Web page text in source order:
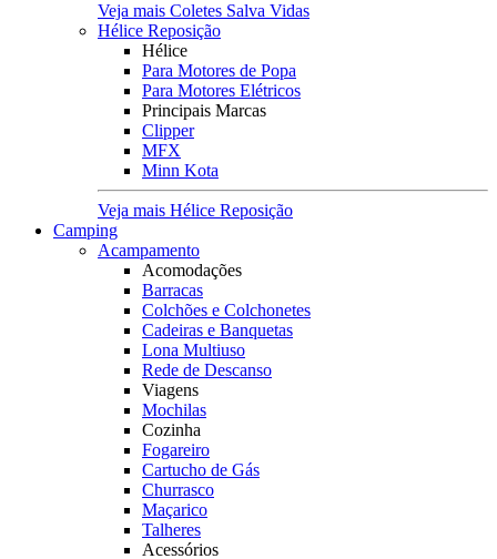
Veja mais Coletes Salva Vidas
Hélice Reposição
Hélice
Para Motores de Popa
Para Motores Elétricos
Principais Marcas
Clipper
MFX
Minn Kota
Veja mais Hélice Reposição
Camping
Acampamento
Acomodações
Barracas
Colchões e Colchonetes
Cadeiras e Banquetas
Lona Multiuso
Rede de Descanso
Viagens
Mochilas
Cozinha
Fogareiro
Cartucho de Gás
Churrasco
Maçarico
Talheres
Acessórios